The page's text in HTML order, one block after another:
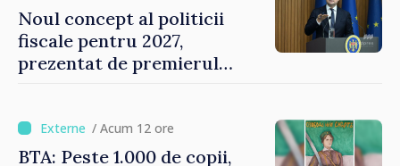
Noul concept al politicii
fiscale pentru 2027,
prezentat de premierul
investițiile, taxăm viciile și
echilibrăm taxarea
/ Acum 12 ore
BTA: Peste 1.000 de copii,